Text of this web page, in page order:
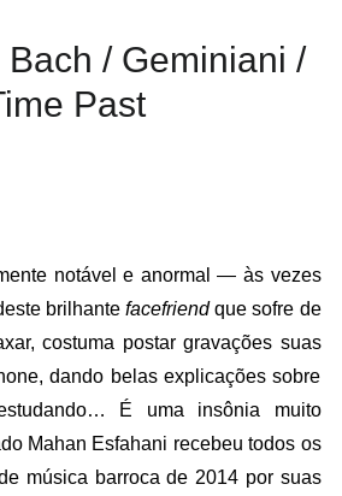
/ Geminiani /
Past
notável e anormal — às vezes
brilhantefacefriendque sofre de
costuma postar gravações suas
dando belas explicações sobre
É uma insônia muito
Mahan Esfahani recebeu todos os
música barroca de 2014 por suas